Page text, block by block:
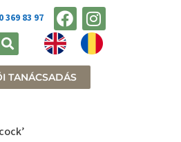
369 83 97
TANÁCSADÁS